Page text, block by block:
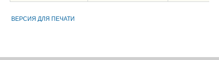
ВЕРСИЯ ДЛЯ ПЕЧАТИ